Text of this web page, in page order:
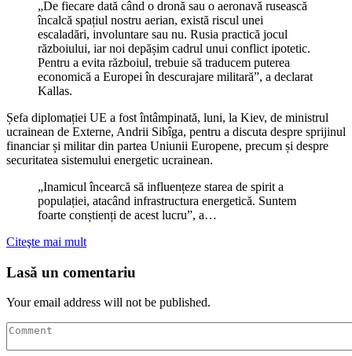
„De fiecare dată când o dronă sau o aeronavă rusească
încalcă spațiul nostru aerian, există riscul unei
escaladări, involuntare sau nu. Rusia practică jocul
războiului, iar noi depășim cadrul unui conflict ipotetic.
Pentru a evita războiul, trebuie să traducem puterea
economică a Europei în descurajare militară”, a declarat
Kallas.
Șefa diplomației UE a fost întâmpinată, luni, la Kiev, de ministrul
ucrainean de Externe, Andrii Sibîga, pentru a discuta despre sprijinul
financiar și militar din partea Uniunii Europene, precum și despre
securitatea sistemului energetic ucrainean.
„Inamicul încearcă să influențeze starea de spirit a
populației, atacând infrastructura energetică. Suntem
foarte conștienți de acest lucru”, a…
Citeşte mai mult
Lasă un comentariu
Your email address will not be published.